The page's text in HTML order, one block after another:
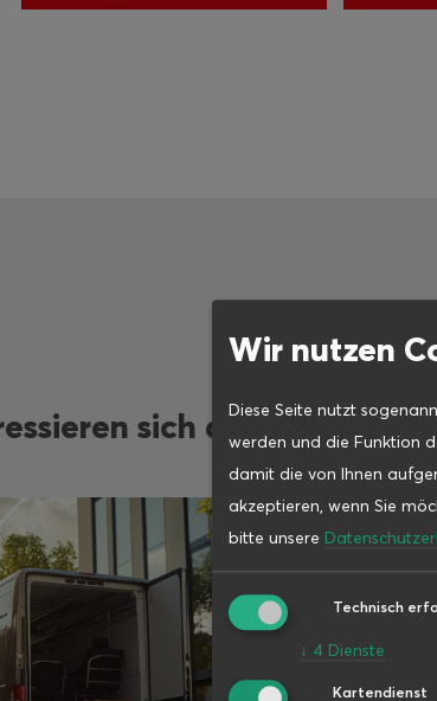
sich auch für
Wir nutzen
Diese Seite nutzt
werden und die Funktion
damit die von Ihnen
akzeptieren, wenn Sie
bitte unsere
Technisch
↓ 4 Dienste
Kartendienst